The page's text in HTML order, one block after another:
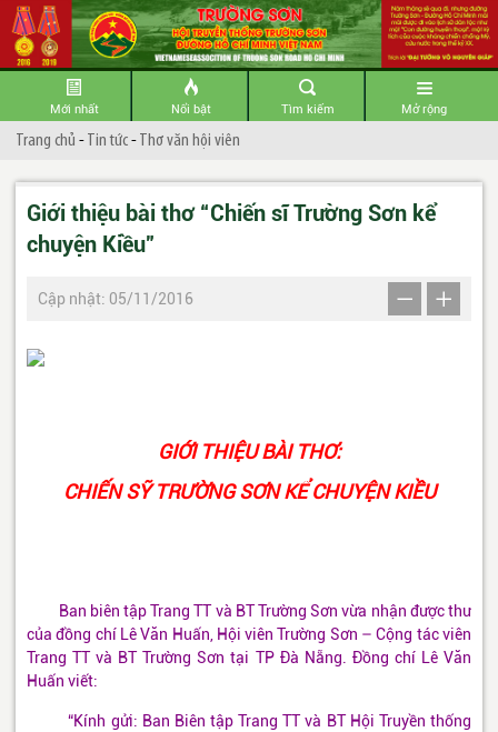
Mới nhất Nổi bật Tìm kiếm Mở rộng
Trang chủ -Tin tức-Thơ văn hội viên
Giới thiệu bài thơ “Chiến sĩ Trường Sơn kể
chuyện Kiều”
Cập nhật: 05/11/2016
GIỚI THIỆU BÀI THƠ:
CHIẾN SỸ TRƯỜNG SƠN KỂ CHUYỆN KIỀU
Ban biên tập Trang TT và BT Trường Sơn vừa nhận được thư
của đồng chí Lê Văn Huấn, Hội viên Trường Sơn – Cộng tác viên
Trang TT và BT Trường Sơn tại TP Đà Nẵng. Đồng chí Lê Văn
Huấn viết:
“Kính gửi: Ban Biên tập Trang TT và BT Hội Truyền thống